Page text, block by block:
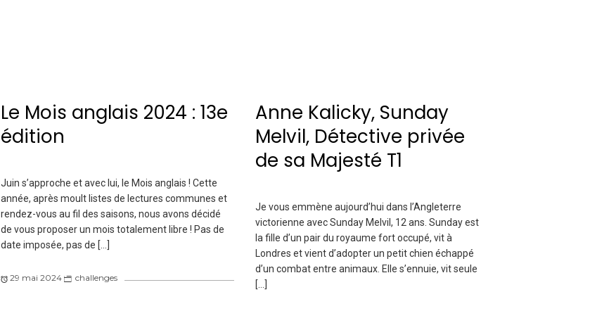
Le Mois anglais 2024 : 13e
édition
Juin s’approche et avec lui, le Mois anglais ! Cette
année, après moult listes de lectures communes et
rendez-vous au fil des saisons, nous avons décidé
de vous proposer un mois totalement libre ! Pas de
date imposée, pas de […]
29 mai 2024 challenges
Anne Kalicky, Sunday
Melvil, Détective privée
de sa Majesté T1
Je vous emmène aujourd’hui dans l’Angleterre
victorienne avec Sunday Melvil, 12 ans. Sunday est
la fille d’un pair du royaume fort occupé, vit à
Londres et vient d’adopter un petit chien échappé
d’un combat entre animaux. Elle s’ennuie, vit seule
[…]